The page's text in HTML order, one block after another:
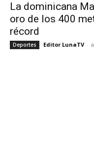
La dominicana
oro de los 400
récord
Deportes Editor LunaTV -